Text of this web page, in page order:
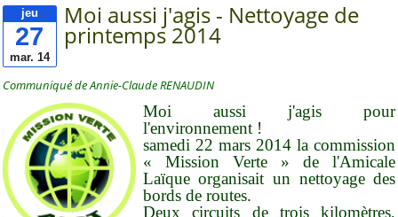
jeu
27
mar. 14
Moi aussi j'agis - Nettoyage de
printemps 2014
Communiqué de Annie-Claude RENAUDIN
Moi aussi j'agis pour
l'environnement !
samedi 22 mars 2014 la commission
« Mission Verte » de l'Amicale
Laïque organisait un nettoyage des
bords de routes.
Deux circuits de trois kilomètres,